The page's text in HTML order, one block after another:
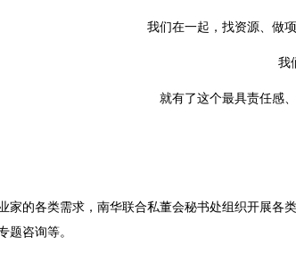
我们在一起，找资源、做
我
就有了这个最具责任感
家的各类需求，南华联合私董会秘书处组织开展各
题咨询等。